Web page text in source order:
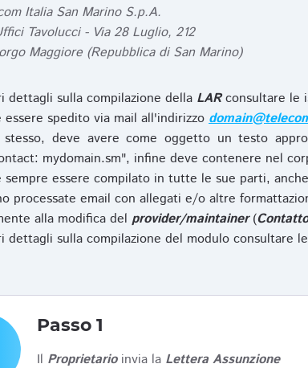
Italia San Marino S.p.A.
Tavolucci - Via 28 Luglio, 212
Maggiore (Repubblica di San Marino)
dettagli sulla compilazione della LARconsultare le
spedito via mail all'indirizzo
deve avere come oggetto un testo
mydomain.sm", infine deve contenere nel
essere compilato in tutte le sue parti,
processate email con allegati e/o altre
alla modifica del provider/maintainer(
dettagli sulla compilazione del modulo consultare
Passo 1
Il Proprietarioinvia la Lettera Assunzione